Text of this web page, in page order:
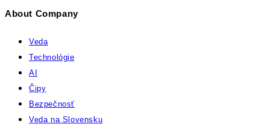
About Company
Veda
Technológie
AI
Čipy
Bezpečnosť
Veda na Slovensku